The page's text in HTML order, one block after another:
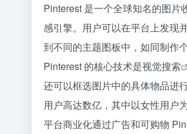
Pinterest 是一个全球知名的图片
感引擎。用户可以在平台上发现
到不同的主题图板中，如同制作
Pinterest 的核心技术是视觉搜索
还可以框选图片中的具体物品进
用户高达数亿，其中以女性用户
平台商业化通过广告和可购物